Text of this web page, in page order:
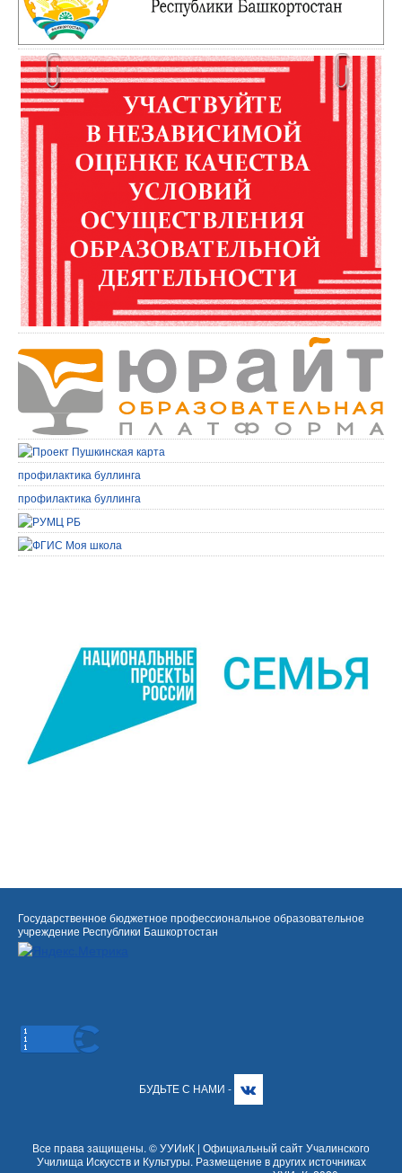
профилактика буллинга
профилактика буллинга
Государственное бюджетное профессиональное образовательное
учреждение Республики Башкортостан
БУДЬТЕ С НАМИ -
Все права защищены. © УУИиК | Официальный сайт Учалинского
Училища Искусств и Культуры. Размещение в других источниках